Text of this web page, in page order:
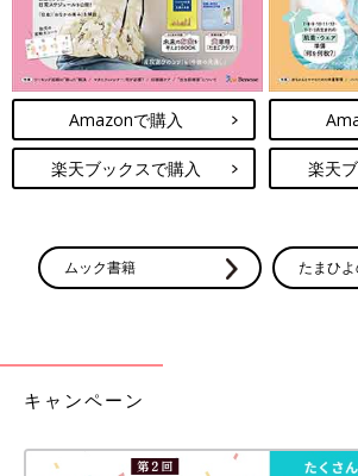
Amazonで購入
楽天ブックスで購入 楽天
ムック書籍 たまひ
キャンペーン